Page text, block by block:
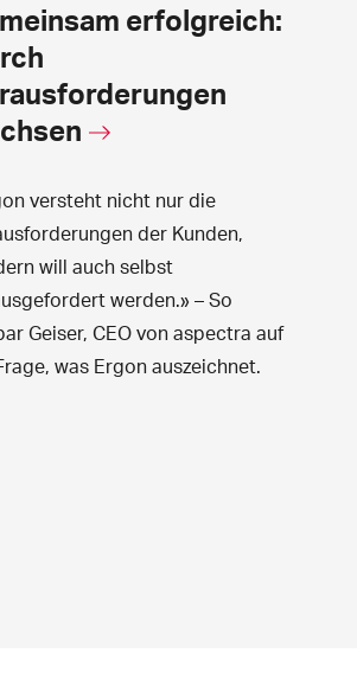
erfolgreich:
versteht nicht nur die
der Kunden,
will auch selbst
werden.» – So
Geiser, CEO von aspectra auf
was Ergon auszeichnet.